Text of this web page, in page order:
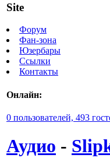
Site
Форум
Фан-зона
Юзербары
Ссылки
Контакты
Онлайн:
0 пользователей, 493
Аудио -